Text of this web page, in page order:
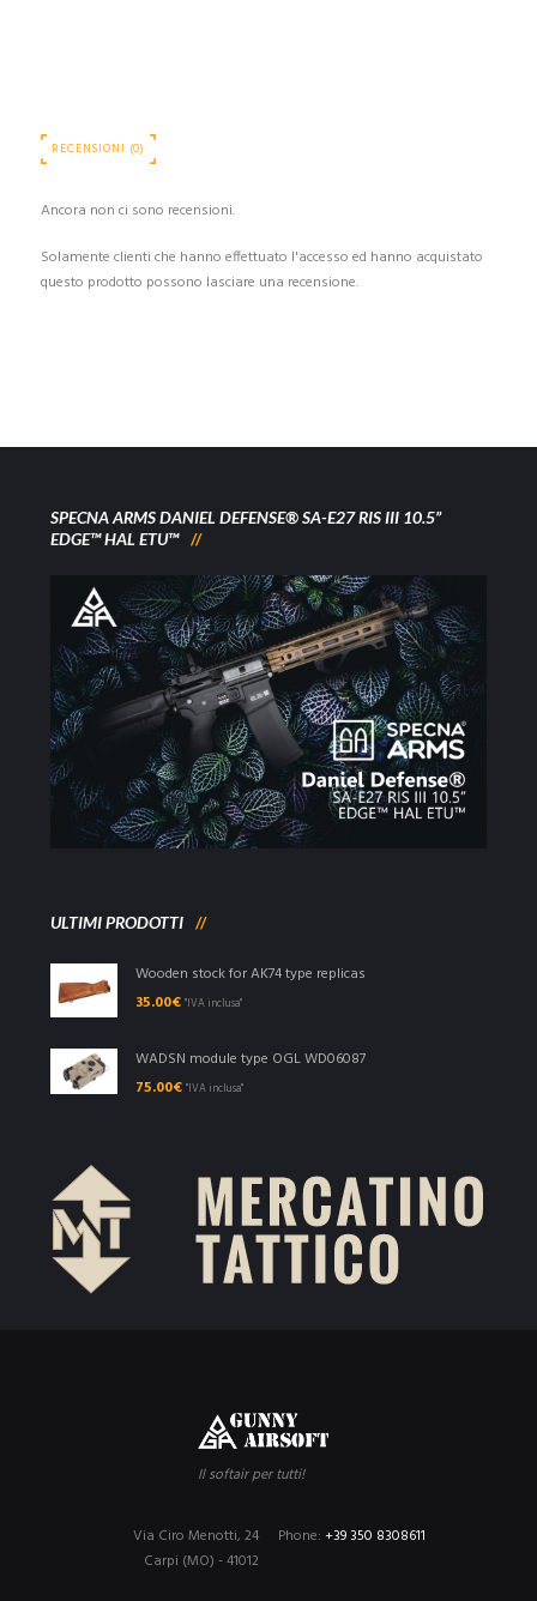
RECENSIONI (0)
Ancora non ci sono recensioni.
Solamente clienti che hanno effettuato l'accesso ed hanno acquistato
questo prodotto possono lasciare una recensione.
SPECNA ARMS DANIEL DEFENSE® SA-E27 RIS III 10.5”
EDGE™ HAL ETU™
ULTIMI PRODOTTI
Wooden stock for AK74 type replicas
35.00€ "IVA inclusa"
WADSN module type OGL WD06087
75.00€ "IVA inclusa"
Il softair per tutti!
Phone: +39 350 8308611
Via Ciro Menotti, 24
Carpi (MO) - 41012